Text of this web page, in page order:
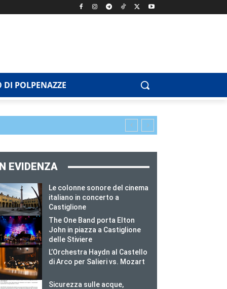
DI POLPENAZZE
EVIDENZA
Le colonne sonore del cinema
italiano in concerto a
Castiglione
The One Band porta Elton
John in piazza a Castiglione
delle Stiviere
L’Orchestra Haydn al Castello
di Arco per Salieri vs. Mozart
Sicurezza sulle acque,